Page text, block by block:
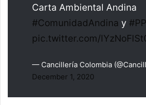
Carta Ambiental Andina
#ComunidadAndina y
pic.twitter.com/
— Cancillería Colombia
December 1, 2020